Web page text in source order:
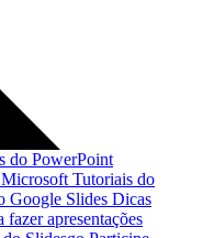
do PowerPoint
Tutoriais do
Google Slides Dicas
fazer apresentações